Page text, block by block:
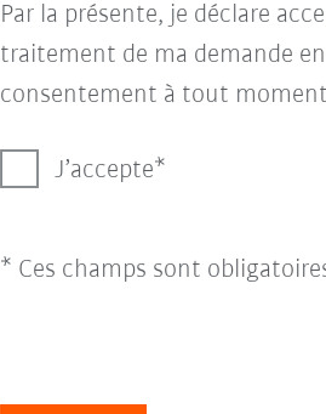
Par la présente, je déclare
traitement de ma demande
consentement à tout
J’accepte
* Ces champs sont